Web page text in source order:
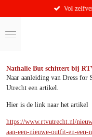
direct
naar
de
Vol
Nathalie But schittert bij
Naar aanleiding van Dress for
Utrecht een artikel.
Hier is de link naar het artikel
https://www.rtvutrecht.nl/
aan-een-nieuwe-outfit-en-een-